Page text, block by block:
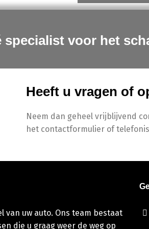
specialist voor het
Heeft u vragen of
Neem dan geheel vrijblijvend
het contactformulier of
van uw auto. Ons team bestaat
die u graag weer de weg op